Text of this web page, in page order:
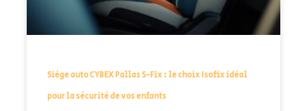
Siège auto CYBEX Pallas S-Fix : le choix Isofix idéal
pour la sécurité de vos enfants